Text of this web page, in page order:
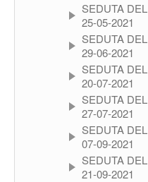
SEDUTA DEL
25-05-2021
SEDUTA DEL
29-06-2021
SEDUTA DEL
20-07-2021
SEDUTA DEL
27-07-2021
SEDUTA DEL
07-09-2021
SEDUTA DEL
21-09-2021